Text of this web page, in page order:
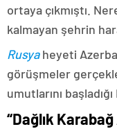
ortaya çıkmıştı.
kalmayan şehrin
Rusyaheyeti
görüşmeler
umutlarını
“Dağlık